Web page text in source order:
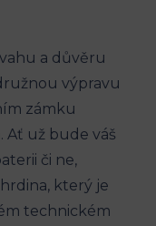
a důvěru
výpravu
zámku
Ať už bude váš
či ne,
který je
technickém